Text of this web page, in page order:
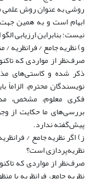
روشی به عنوان روش علمی
ابهام است و به همین
نیست؛ بنابراین ارزیابی
و) نظریه جامع / فرا‌نظریه /
صرف‌نظر از مواردی که
ذکر شده و کاستی‌های
نویسندگان محترم، الزاماً
فکری معلوم، مشخص،
بررسی‌های ما حکایت از
پیش‌گفته ندارد.
ز) اگر نظریه جامع /
نظریه‌پردازی است؟
صرف‌نظر از مواردی که
نظریه جامع، فرا‌نظریه